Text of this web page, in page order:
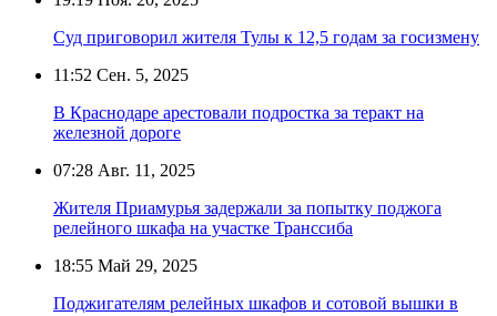
Суд приговорил жителя Тулы к 12,5 годам за госизмену
11:52 Сен. 5, 2025
В Краснодаре арестовали подростка за теракт на
железной дороге
07:28 Авг. 11, 2025
Жителя Приамурья задержали за попытку поджога
релейного шкафа на участке Транссиба
18:55 Май 29, 2025
Поджигателям релейных шкафов и сотовой вышки в